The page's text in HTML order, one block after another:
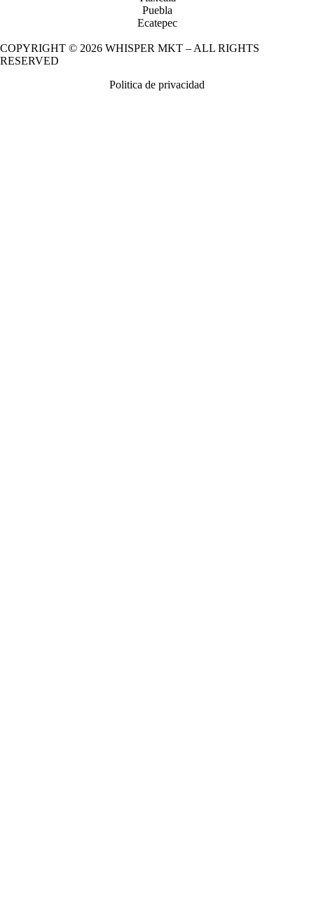
Puebla
Ecatepec
COPYRIGHT © 2026 WHISPER MKT – ALL RIGHTS
RESERVED
Politica de privacidad